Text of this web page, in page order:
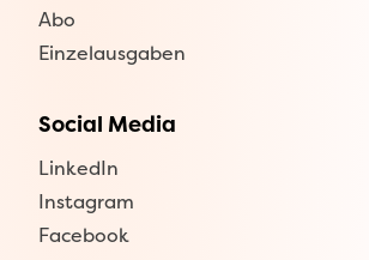
Abo
Einzelausgaben
Social Media
LinkedIn
Instagram
Facebook